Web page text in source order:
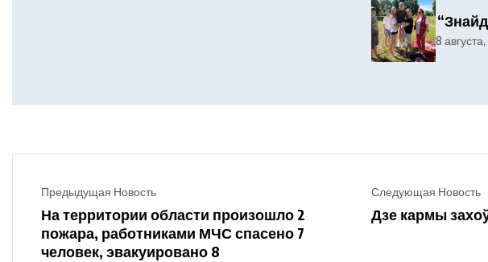
8
Предыдущая Новость
На территории области произошло 2
пожара, работниками МЧС спасено 7
человек, эвакуировано 8
Следующая Новость
Дзе кармы